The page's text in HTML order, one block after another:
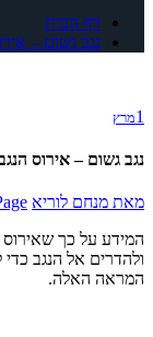
דף הבית
נגב גשום –
1מרץ
נגב גשום – אירוס
מאת מנחם לוריא
המידע על כך שאירוס
ולהדרים אל הנגב
המראה האלה.